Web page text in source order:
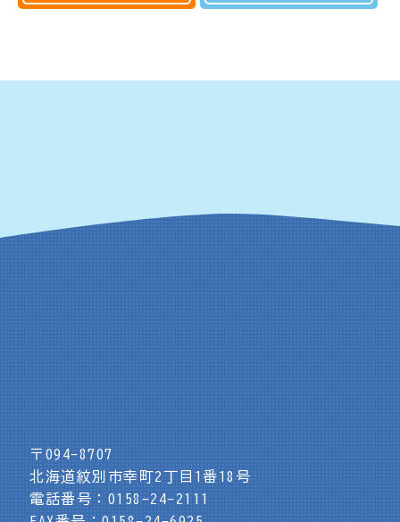
〒094-8707
北海道紋別市幸町2丁目1番18号
電話番号：0158-24-2111